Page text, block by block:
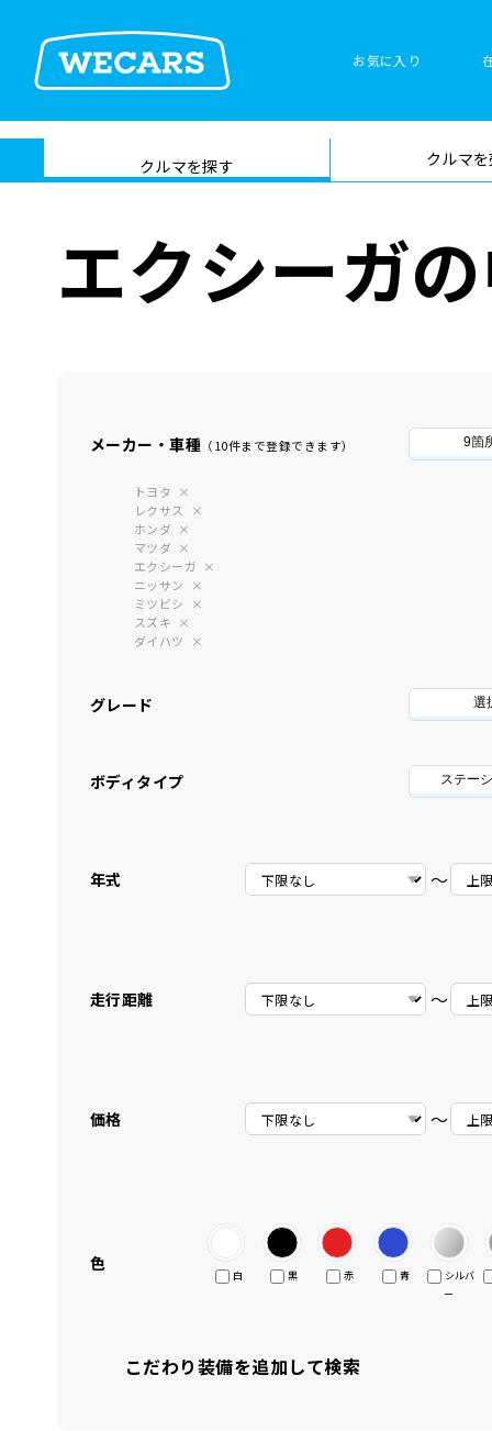
お気に入り
在庫検索
サイト内検
索
クルマを探す クルマ
エクシーガ
メーカー・車種 （10件まで登録できます） 9箇
トヨタ
レクサス
ホンダ
マツダ
エクシーガ
ニッサン
ミツビシ
スズキ
ダイハツ
グレード 選
ボディタイプ ステー
年式 〜
走行距離 〜
価格 〜
色
白 黒 赤 青
シルバ
ー
こだわり装備を追加して検索